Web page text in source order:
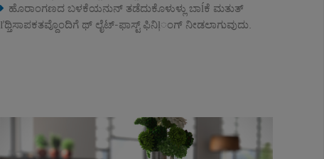
ಹೊರಾಂಗಣದ ಬಳಕೆಯನುನ್ ತಡೆದುಕೊಳುಳ್ಲು ಬಾĺಕೆ ಮತುತ್
ľಥ್ತಿಸಾಪಕತವ್ದೊಂದಿಗೆ ಥ್ ಲೈಟ್‐ಫಾಸ್ಟ್ ಫಿನಿļಂಗ್ ನೀಡಲಾಗುವುದು.